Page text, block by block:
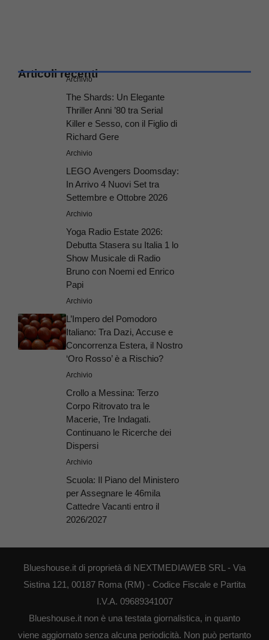
Articoli recenti
Archivio
The Shards: Un Elegante
Thriller Anni ’80 tra Serial
Killer e Sesso, con il Figlio di
Richard Gere
Archivio
LEGO Avengers Doomsday:
In Arrivo 4 Nuovi Set tra
Settembre e Ottobre 2026
Archivio
Yoga Radio Estate 2026:
Debutta Stasera su Italia 1 lo
Show Musicale di Radio
Bruno con Noemi ed Enrico
Papi
Archivio
L’Impero del Pomodoro
Italiano: Tra Dazi, Accuse e
Concorrenza Estera, il Nostro
‘Oro Rosso’ è a Rischio?
Archivio
Crollo a Messina: Terzo
Corpo Ritrovato tra le
Macerie, Tre Indagati.
Continuano le Ricerche dei
Dispersi
Archivio
Scuola: Il Piano del Ministero
per Assegnare le 46mila
Cattedre Vacanti entro il
2026/2027
Blueshouse.it di proprietà di NEXTMEDIAWEB SRL - Via
Sistina 121, 00187 Roma (RM) - Codice Fiscale e Partita
I.V.A. 09689341007
Blueshouse.it non è una testata giornalistica, in quanto
viene aggiornato senza alcuna periodicità. Non può pertanto